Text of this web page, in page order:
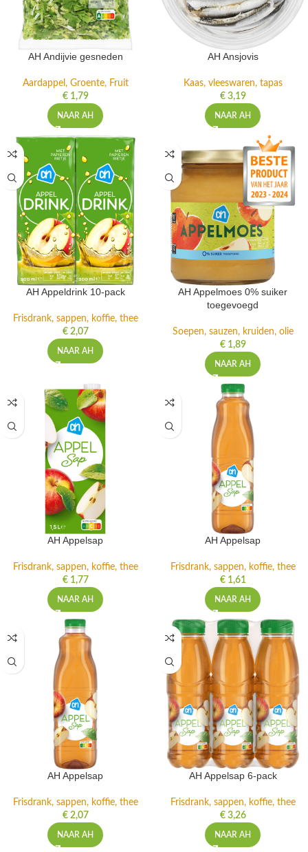
AH Andijvie gesneden
Aardappel, Groente, Fruit
€1,79
NAAR AH
AH Ansjovis
Kaas, vleeswaren, tapas
€3,19
NAAR AH
AH Appeldrink 10-pack
Frisdrank, sappen, koffie, thee
€2,07
NAAR AH
AH Appelmoes 0% suiker
toegevoegd
Soepen, sauzen, kruiden, olie
€1,89
NAAR AH
AH Appelsap
Frisdrank, sappen, koffie, thee
€1,77
NAAR AH
AH Appelsap
Frisdrank, sappen, koffie, thee
€1,61
NAAR AH
AH Appelsap
Frisdrank, sappen, koffie, thee
€2,07
NAAR AH
AH Appelsap 6-pack
Frisdrank, sappen, koffie, thee
€3,26
NAAR AH